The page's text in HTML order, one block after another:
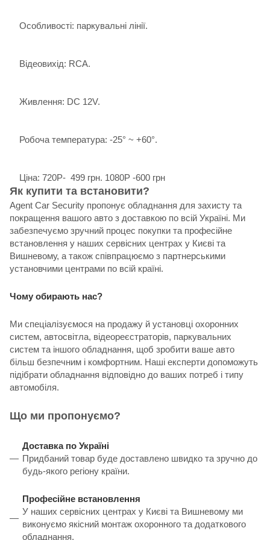
Особливості: паркувальні лінії.
Відеовихід: RCA.
Живлення: DC 12V.
Робоча температура: -25° ~ +60°.
Ціна: 720P- 499 грн. 1080P -600 грн
Як купити та встановити?
Agent Car Security пропонує обладнання для захисту та
покращення вашого авто з доставкою по всій Україні. Ми
забезпечуємо зручний процес покупки та професійне
встановлення у наших сервісних центрах у Києві та
Вишневому, а також співпрацюємо з партнерськими
установчими центрами по всій країні.
Чому обирають нас?
Ми спеціалізуємося на продажу й установці охоронних
систем, автосвітла, відеореєстраторів, паркувальних
систем та іншого обладнання, щоб зробити ваше авто
більш безпечним і комфортним. Наші експерти допоможуть
підібрати обладнання відповідно до ваших потреб і типу
автомобіля.
Що ми пропонуємо?
Доставка по Україні
Придбаний товар буде доставлено швидко та зручно до
будь-якого регіону країни.
Професійне встановлення
У наших сервісних центрах у Києві та Вишневому ми
виконуємо якісний монтаж охоронного та додаткового
обладнання.